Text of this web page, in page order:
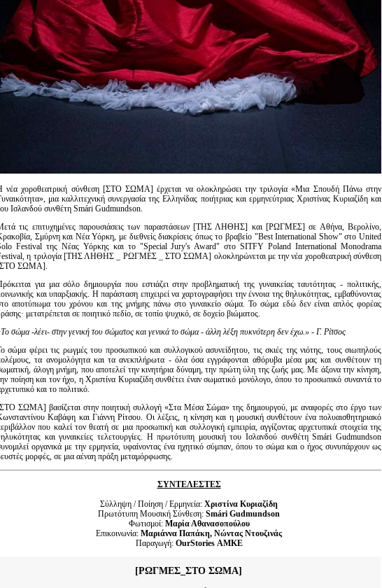
νέα χοροθεατρική σύνθεση [ΣΤΟ ΣΩΜΑ] έρχεται να ολοκληρώσει την τριλογία «Μια Σπουδή Πάνω στην
μια καλλιτεχνική συνεργασία της Ελληνίδας ποιήτριας και ερμηνεύτριας Χριστίνας Κυριαζίδη και
Ισλανδού συνθέτη Smári Gudmundson.
τις επιτυχημένες παρουσιάσεις των παραστάσεων [ΤΗΣ ΛΗΘΗΣ] και [ΡΩΓΜΕΣ] σε Αθήνα, Βερολίνο,
Σμύρνη και Νέα Υόρκη, με διεθνείς διακρίσεις όπως το βραβείο "Best International Show" στο United
Festival της Νέας Υόρκης και το "Special Jury's Award" στο SITFY Poland International Monodrama
η τριλογία [ΤΗΣ ΛΗΘΗΣ _ ΡΩΓΜΕΣ _ ΣΤΟ ΣΩΜΑ] ολοκληρώνεται με την νέα χοροθεατρική σύνθεση
ΣΩΜΑ].
για μια σόλο δημιουργία που εστιάζει στην προβληματική της γυναικείας ταυτότητας - πολιτικής,
και υπαρξιακής. Η παράσταση επιχειρεί να χαρτογραφήσει την έννοια της θηλυκότητας, εμβαθύνοντας
αποτύπωμα του χρόνου και της μνήμης πάνω στο γυναικείο σώμα. Το σώμα εδώ δεν είναι απλός φορέας
μετατρέπεται σε ποιητικό πεδίο, σε τοπίο ψυχικό, σε δοχείο βιώματος.
σώμα -λέει- στην γενική του σώματος και γενικά το σώμα - άλλη λέξη πυκνότερη δεν έχω.» - Γ. Ρίτσος
σώμα φέρει τις ρωγμές του προσωπικού και συλλογικού ασυνείδητου, τις σκιές της νιότης, τους σιωπηλούς
τα ανομολόγητα και τα ανεκπλήρωτα - όλα όσα εγγράφονται αθόρυβα μέσα μας και συνθέτουν τη
άλογη μνήμη, που αποτελεί την κινητήρια δύναμη, την πρώτη ύλη της ζωής μας. Με άξονα την κίνηση,
ποίηση και τον ήχο, η Χριστίνα Κυριαζίδη συνθέτει έναν σωματικό μονόλογο, όπου το προσωπικό συναντά το
και το πολιτικό.
ΣΩΜΑ] βασίζεται στην ποιητική συλλογή «Στα Μέσα Σώμα» της δημιουργού, με αναφορές στο έργο των
Καβάφη και Γιάννη Ρίτσου. Οι λέξεις, η κίνηση και η μουσική συνθέτουν ένα πολυαισθητηριακό
που καλεί τον θεατή σε μια προσωπική και συλλογική εμπειρία, αγγίζοντας αρχετυπικά στοιχεία της
και γυναικείες τελετουργίες. Η πρωτότυπη μουσική του Ισλανδού συνθέτη Smári Gudmundson
οργανικά με την ερμηνεία, υφαίνοντας ένα ηχητικό σύμπαν, όπου το σώμα και ο ήχος συνυπάρχουν ως
μορφές, σε μια αέναη πράξη μεταμόρφωσης.
ΣΥΝΤΕΛΕΣΤΕΣ
Σύλληψη / Ποίηση / Ερμηνεία: Χριστίνα Κυριαζίδη
Πρωτότυπη Μουσική Σύνθεση: Smári Gudmundson
Φωτισμοί: Μαρία Αθανασοπούλου
Επικοινωνία: Μαριάννα Παπάκη, Νώντας Ντουζινάς
Παραγωγή: OurStories ΑΜΚΕ
[ΡΩΓΜΕΣ_ΣΤΟ ΣΩΜΑ]